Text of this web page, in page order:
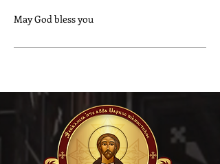
May God bless you